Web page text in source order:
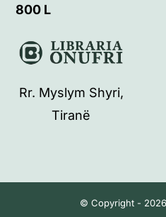
800 L
Rr. Myslym Shyri,
Tiranë
© Copyright -